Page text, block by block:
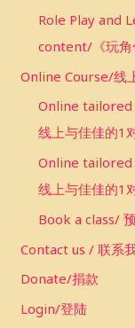
Role Play and
content/《玩角
Online Course/线
Online tailored
线上与佳佳的1
Online tailored
线上与佳佳的1
Book a class/
Contact us / 联系
Donate/捐款
Login/登陆